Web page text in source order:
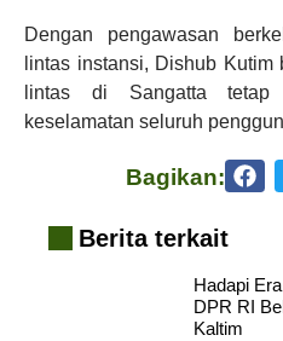
Dengan pengawasan
lintas instansi, Dishub
lintas di Sangatta tetap
keselamatan seluruh
Bagikan:
Berita terkait
Hadapi
DPR RI
Kaltim